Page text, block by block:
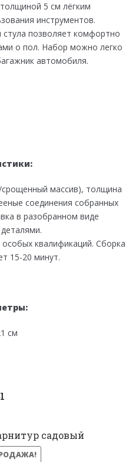
5 cм лёгким
инструментов.
позволяет комфортно
о пол. Набор можно легко
автомобиля.
массив), толщина
соединения собранных
в разобранном виде
квалификаций. Сборка
15-20 минут.
см
садовый